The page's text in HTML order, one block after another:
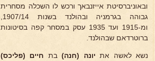
ובאוניברסיטת אייזנבאך ורכש לו השכלה מסחרית
ומ-1915 ועד 1935 עסק במסחר קפה בסיטונות
ברוטרדאם שבהולנד.
נשא לאשה את יונה (חנה)בת חיים (פליכס)